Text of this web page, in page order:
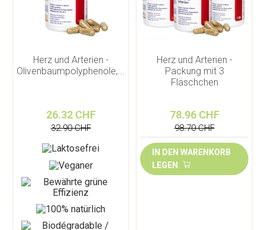
Herz und Arterien -
Olivenbaumpolyphenole,...
26.32 CHF
32.90 CHF
Herz und Arterien -
Packung mit 3
Fläschchen
78.96 CHF
98.70 CHF
IN DEN WARENKORB
LEGEN